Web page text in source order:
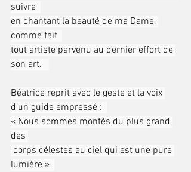
suivre
en chantant la beauté de ma Dame,
comme fait
tout artiste parvenu au dernier effort de
son art.
Béatrice reprit avec le geste et la voix
d’un guide empressé :
« Nous sommes montés du plus grand
des
lumière »